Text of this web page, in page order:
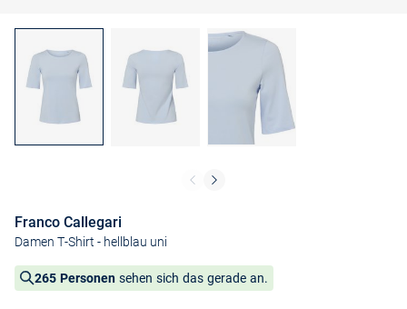
Franco Callegari
Damen T-Shirt - hellblau uni
265 Personen sehen sich das gerade an.